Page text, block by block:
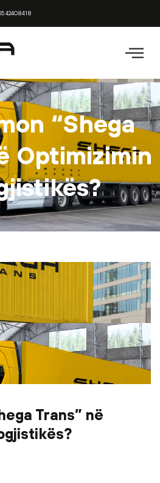
42408418
“Shega
Optimizimin
Trans” në